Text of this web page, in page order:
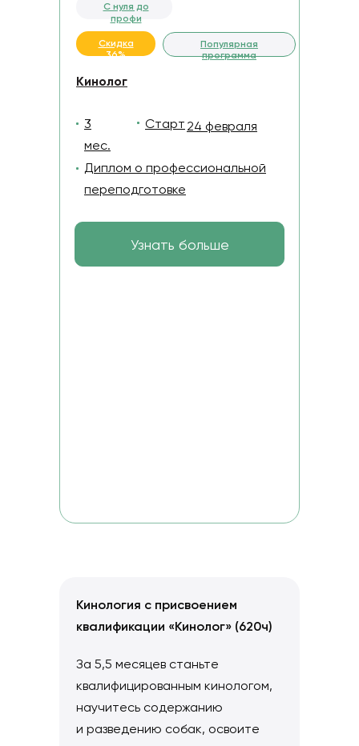
Кинолог
С нуля до
профи
Узнать больше
Популярная
программа
Скидка
36%
Диплом о профессиональной
переподготовке
3
мес.
24 февраля
Старт
Кинология с присвоением
квалификации «Кинолог» (620ч)
За 5,5 месяцев станьте
квалифицированным кинологом,
научитесь содержанию
и разведению собак, освоите